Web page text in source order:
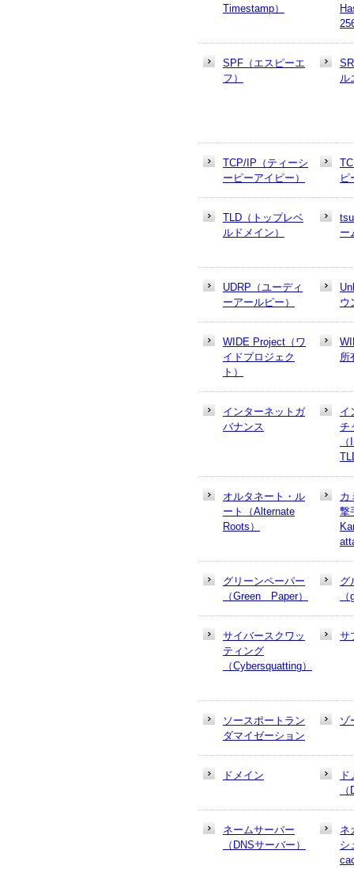
Timestamp）
SPF（エスピーエ
フ）
ル
TCP/IP（ティーシ
ーピーアイピー）
ピ
TLD（トップレベ
ルドメイン）
ー
UDRP（ユーディ
ーアールピー）
ウ
WIDE Project（ワ
イドプロジェク
ト）
所
インターネットガ
バナンス
イ
チ
オルタネート・ル
ート（Alternate
Roots）
カ
撃
グリーンペーパー
（Green Paper）
グ
サイバースクワッ
ティング
（Cybersquatting）
サ
ソースポートラン
ダマイゼーション
ゾ
ドメイン
ネームサーバー
（DNSサーバー）
ネ
シ